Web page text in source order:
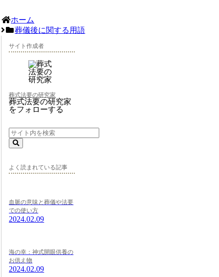
ホーム
葬儀後に関する用語
サイト作成者
葬式法要の研究家
葬式法要の研究家
をフォローする
よく読まれている記事
血脈の意味と葬儀や法要
での使い方
2024.02.09
海の幸：神式開眼供養の
お供え物
2024.02.09